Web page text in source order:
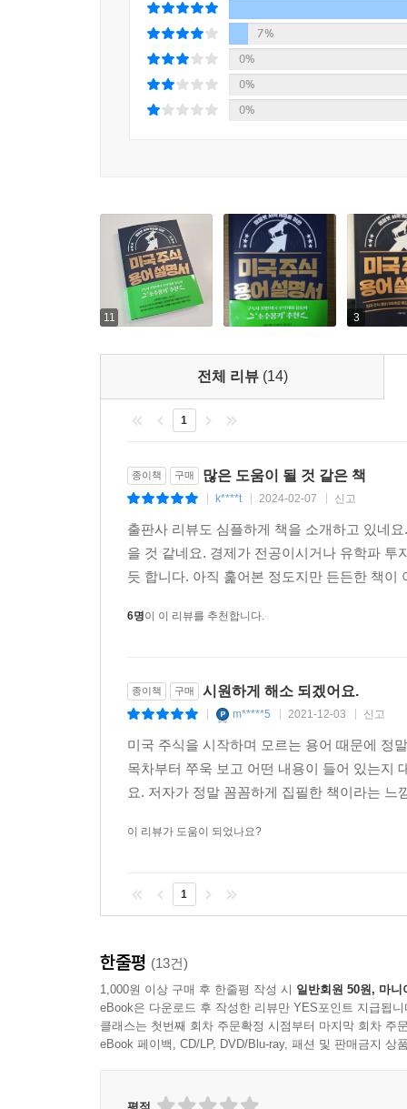
7%
0%
0%
0%
11 3
전체 리뷰 (14)
1
종이책 구매 많은 도움이 될 것 같은 책
k****t 2024-02-07 신고
출판사 리뷰도 심플하게 책을 소개하고 있네
을 것 같네요. 경제가 전공이시거나 유학파
듯 합니다. 아직 훑어본 정도지만 든든한 책
6명이 이 리뷰를 추천합니다.
종이책 구매 시원하게 해소 되겠어요.
m*****5 2021-12-03 신고
미국 주식을 시작하며 모르는 용어 때문에 정
목차부터 쭈욱 보고 어떤 내용이 들어 있는지
요. 저자가 정말 꼼꼼하게 집필한 책이라는
이 리뷰가 도움이 되었나요?
1
한줄평 (13건)
1,000원 이상 구매 후 한줄평 작성 시 일반회원 50원, 마니
eBook은 다운로드 후 작성한 리뷰만 YES포인트 지급됩니
클래스는 첫번째 회차 주문확정 시점부터 마지막 회차 주
eBook 페이백, CD/LP, DVD/Blu-ray, 패션 및 판매금지 상